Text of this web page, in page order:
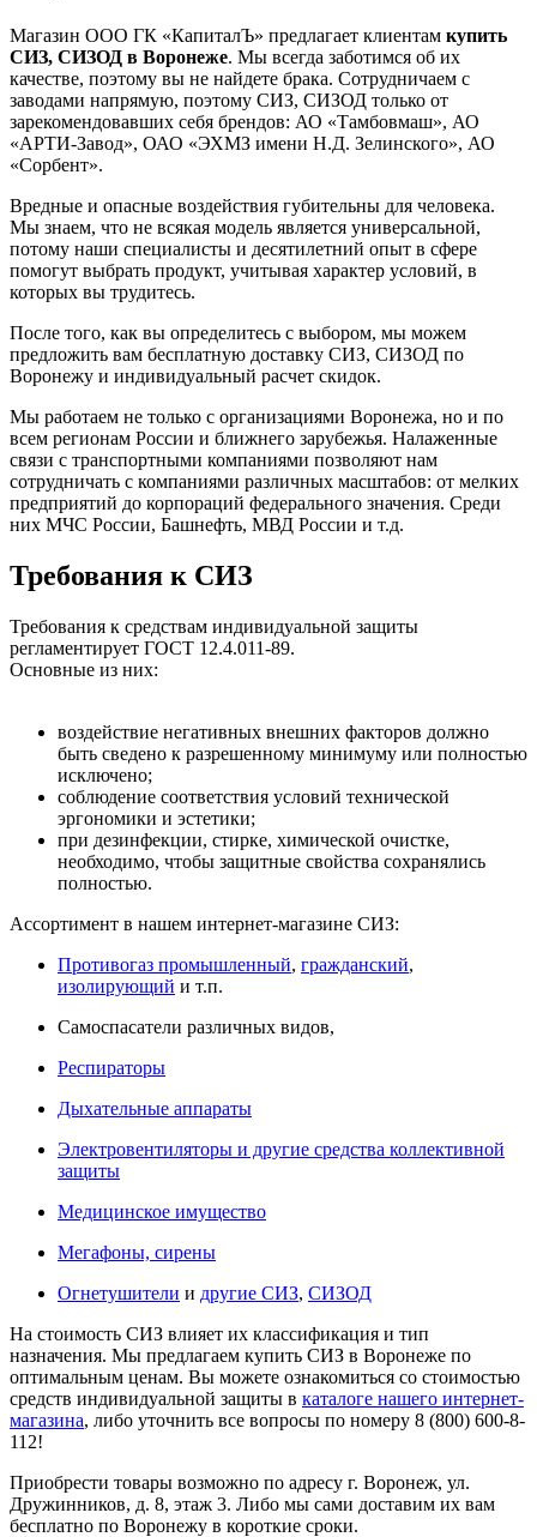
Магазин ООО ГК «КапиталЪ» предлагает клиентам купить
СИЗ, СИЗОД в Воронеже. Мы всегда заботимся об их
качестве, поэтому вы не найдете брака. Сотрудничаем с
заводами напрямую, поэтому СИЗ, СИЗОД только от
зарекомендовавших себя брендов: АО «Тамбовмаш», АО
«АРТИ-Завод», ОАО «ЭХМЗ имени Н.Д. Зелинского», АО
«Сорбент».
Вредные и опасные воздействия губительны для человека.
Мы знаем, что не всякая модель является универсальной,
потому наши специалисты и десятилетний опыт в сфере
помогут выбрать продукт, учитывая характер условий, в
которых вы трудитесь.
После того, как вы определитесь с выбором, мы можем
предложить вам бесплатную доставку СИЗ, СИЗОД по
Воронежу и индивидуальный расчет скидок.
Мы работаем не только с организациями Воронежа, но и по
всем регионам России и ближнего зарубежья. Налаженные
связи с транспортными компаниями позволяют нам
сотрудничать с компаниями различных масштабов: от мелких
предприятий до корпораций федерального значения. Среди
них МЧС России, Башнефть, МВД России и т.д.
Требования к СИЗ
Требования к средствам индивидуальной защиты
регламентирует ГОСТ 12.4.011-89.
Основные из них:
воздействие негативных внешних факторов должно
быть сведено к разрешенному минимуму или полностью
исключено;
соблюдение соответствия условий технической
эргономики и эстетики;
при дезинфекции, стирке, химической очистке,
необходимо, чтобы защитные свойства сохранялись
полностью.
Ассортимент в нашем интернет-магазине СИЗ:
Противогаз промышленный, гражданский,
изолирующий и т.п.
Самоспасатели различных видов,
Респираторы
Дыхательные аппараты
Электровентиляторы и другие средства коллективной
защиты
Медицинское имущество
Мегафоны, сирены
Огнетушители и другие СИЗ, СИЗОД
На стоимость СИЗ влияет их классификация и тип
назначения. Мы предлагаем купить СИЗ в Воронеже по
оптимальным ценам. Вы можете ознакомиться со стоимостью
средств индивидуальной защиты в каталоге нашего интернет-
магазина, либо уточнить все вопросы по номеру 8 (800) 600-8-
112!
Приобрести товары возможно по адресу г. Воронеж, ул.
Дружинников, д. 8, этаж 3. Либо мы сами доставим их вам
бесплатно по Воронежу в короткие сроки.